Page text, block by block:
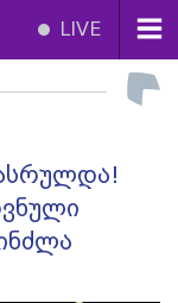
LIVE